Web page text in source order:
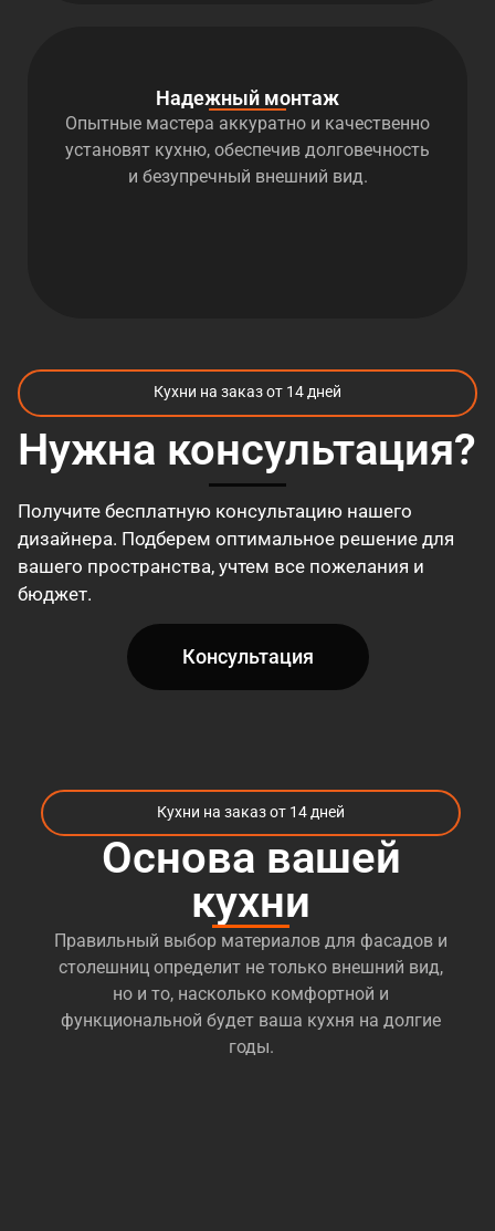
Надежный монтаж
Опытные мастера аккуратно и качественно
установят кухню, обеспечив долговечность
и безупречный внешний вид.
Кухни на заказ от 14 дней
Нужна консультация?
Получите бесплатную консультацию нашего
дизайнера. Подберем оптимальное решение для
вашего пространства, учтем все пожелания и
бюджет.
Консультация
Кухни на заказ от 14 дней
Основа вашей
кухни
Правильный выбор материалов для фасадов и
столешниц определит не только внешний вид,
но и то, насколько комфортной и
функциональной будет ваша кухня на долгие
годы.